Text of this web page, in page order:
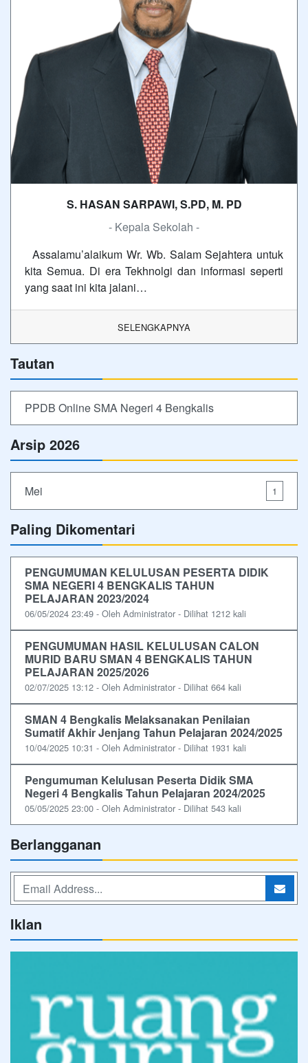
S. HASAN SARPAWI, S.PD, M. PD
- Kepala Sekolah -
Assalamu’alaikum Wr. Wb. Salam Sejahtera untuk
kita Semua. Di era Tekhnolgi dan informasi seperti
yang saat ini kita jalani…
SELENGKAPNYA
Tautan
PPDB Online SMA Negeri 4 Bengkalis
Arsip 2026
Mei 1
Paling Dikomentari
PENGUMUMAN KELULUSAN PESERTA DIDIK
SMA NEGERI 4 BENGKALIS TAHUN
PELAJARAN 2023/2024
06/05/2024 23:49 - Oleh Administrator - Dilihat 1212 kali
PENGUMUMAN HASIL KELULUSAN CALON
MURID BARU SMAN 4 BENGKALIS TAHUN
PELAJARAN 2025/2026
02/07/2025 13:12 - Oleh Administrator - Dilihat 664 kali
SMAN 4 Bengkalis Melaksanakan Penilaian
Sumatif Akhir Jenjang Tahun Pelajaran 2024/2025
10/04/2025 10:31 - Oleh Administrator - Dilihat 1931 kali
Pengumuman Kelulusan Peserta Didik SMA
Negeri 4 Bengkalis Tahun Pelajaran 2024/2025
05/05/2025 23:00 - Oleh Administrator - Dilihat 543 kali
Berlangganan
Iklan